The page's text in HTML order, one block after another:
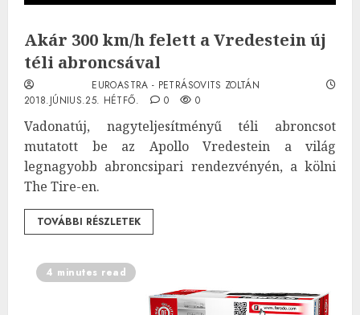
Akár 300 km/h felett a Vredestein új
téli abroncsával
EUROASTRA - PETRÁSOVITS ZOLTÁN
2018.JÚNIUS.25. HÉTFŐ.
0 0
Vadonatúj, nagyteljesítményű téli abroncsot
mutatott be az Apollo Vredestein a világ
legnagyobb abroncsipari rendezvényén, a kölni
The Tire-en.
TOVÁBBI RÉSZLETEK
4 minutes read